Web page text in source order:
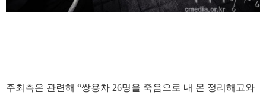
주최측은 관련해 “쌍용차 26명을 죽음으로 내 몬 정리해고와